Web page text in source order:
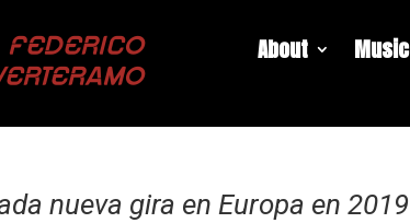
FEDERICO
About Music
nueva gira en Europa en 2019